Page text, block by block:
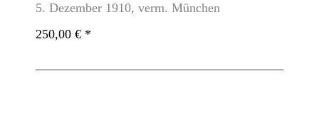
5. Dezember 1910, verm. München
250,00 € *